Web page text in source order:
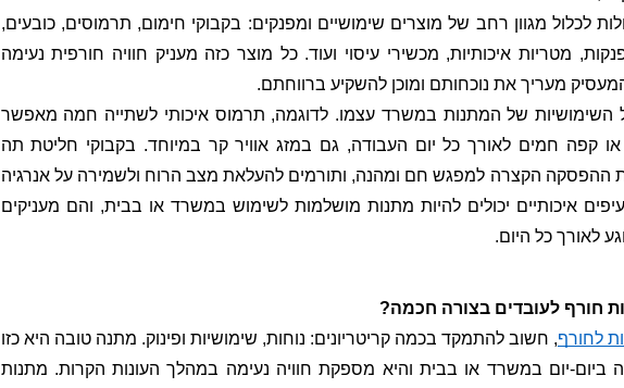
לכלול מגוון רחב של מוצרים שימושיים ומפנקים: בקבוקי חימום, תרמוסים, כובעים,
מטריות איכותיות, מכשירי עיסוי ועוד. כל מוצר כזה מעניק חוויה חורפית נעימה
מעריך את נוכחותם ומוכן להשקיע ברווחתם.
השימושיות של המתנות במשרד עצמו. לדוגמה, תרמוס איכותי לשתייה חמה מאפשר
קפה חמים לאורך כל יום העבודה, גם במזג אוויר קר במיוחד. בקבוקי חליטת תה
ההפסקה הקצרה למפגש חם ומהנה, ותורמים להעלאת מצב הרוח ולשמירה על אנרגיה
איכותיים יכולים להיות מתנות מושלמות לשימוש במשרד או בבית, והם מעניקים
לאורך כל היום.
חורף לעובדים בצורה חכמה?
לחורף, חשוב להתמקד בכמה קריטריונים: נוחות, שימושיות ופינוק. מתנה טובה היא כזו
יום במשרד או בבית והיא מספקת חוויה נעימה במהלך העונות הקרות. מתנות